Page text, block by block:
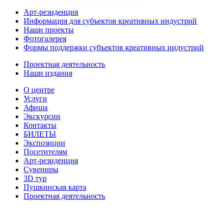
Арт-резиденция
Информация для субъектов креативных индустрий
Наши проекты
Фотогалерея
Формы поддержки субъектов креативных индустрий
Проектная деятельность
Наши издания
О центре
Услуги
Афиша
Экскурсии
Контакты
БИЛЕТЫ
Экспозиции
Посетителям
Арт-резиденция
Сувениры
3D тур
Пушкинская карта
Проектная деятельность